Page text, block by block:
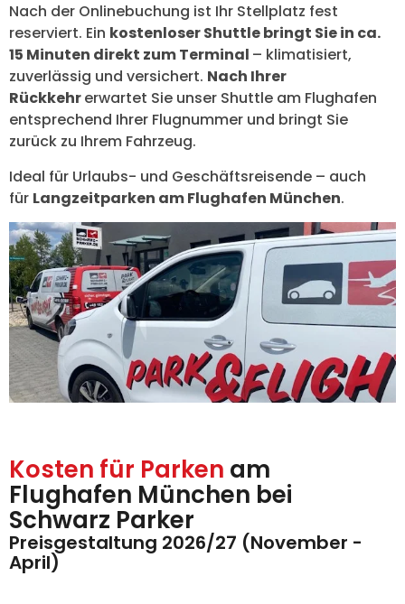
Nach der Onlinebuchung ist Ihr Stellplatz fest
reserviert. Ein kostenloser Shuttle bringt Sie in ca.
15 Minuten direkt zum Terminal – klimatisiert,
zuverlässig und versichert. Nach Ihrer
Rückkehrerwartet Sie unser Shuttle am Flughafen
entsprechend Ihrer Flugnummer und bringt Sie
zurück zu Ihrem Fahrzeug.
Ideal für Urlaubs- und Geschäftsreisende – auch
für Langzeitparken am Flughafen München.
Kosten für Parken am
Flughafen München bei
Schwarz Parker
Preisgestaltung 2026/27 (November -
April)